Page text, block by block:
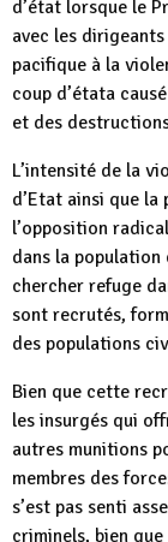
d’état lorsque le
avec les
pacifique à la
coup d’étata
et des
L’intensité de la
d’Etat ainsi que
l’opposition
dans la population
chercher refuge
sont recrutés,
des populations
Bien que cette
les insurgés qui
autres munitions
membres des
s’est pas senti
criminels, bien